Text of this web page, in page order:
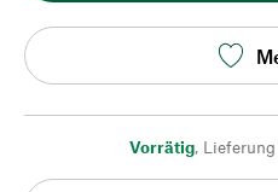
Vorrätig,